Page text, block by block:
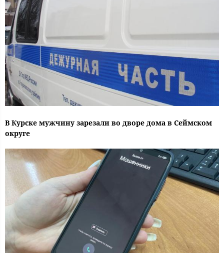
В Курске мужчину зарезали во дворе дома в Сеймском
округе